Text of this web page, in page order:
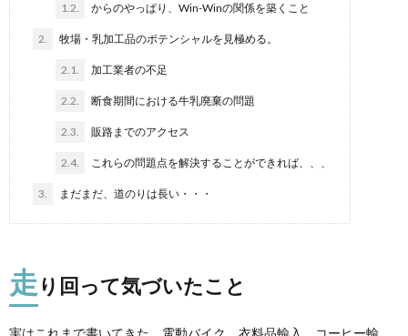
1.2. からのやっぱり、Win-Winの関係を築くこと
2. 牧場・乳加工品のポテンシャルを見極める。
2.1. 加工業者の不足
2.2. 断食期間における牛乳廃棄の問題
2.3. 販路までのアクセス
2.4. これらの問題点を解決することができれば、、、
3. まだまだ、道のりは長い・・・
走り回って気づいたこと
実はこれまで書いてきた、電動バイク、衣料品輸入、コーヒー輸